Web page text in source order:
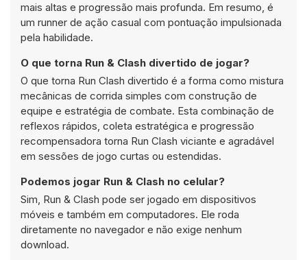
mais altas e progressão mais profunda. Em resumo, é
um runner de ação casual com pontuação impulsionada
pela habilidade.
O que torna Run & Clash divertido de jogar?
O que torna Run Clash divertido é a forma como mistura
mecânicas de corrida simples com construção de
equipe e estratégia de combate. Esta combinação de
reflexos rápidos, coleta estratégica e progressão
recompensadora torna Run Clash viciante e agradável
em sessões de jogo curtas ou estendidas.
Podemos jogar Run & Clash no celular?
Sim, Run & Clash pode ser jogado em dispositivos
móveis e também em computadores. Ele roda
diretamente no navegador e não exige nenhum
download.